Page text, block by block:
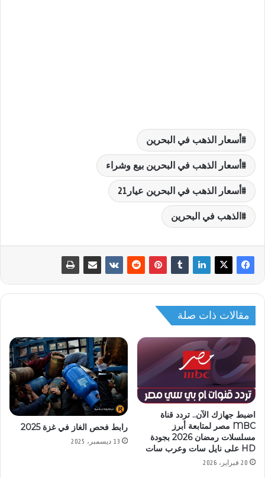
أسعار الذهب في البحرين
أسعار الذهب في البحرين بيع وشراء
أسعار الذهب في البحرين عيار21
الذهب في البحرين
مقالات ذات صلة
اضبط جهازك الآن.. تردد قناة
MBC مصر لمتابعة أبرز
مسلسلات رمضان 2026 بجودة
HD على نايل سات وعرب سات
20 فبراير، 2026
رابط فحص الغاز في غزة 2025
13 ديسمبر، 2025